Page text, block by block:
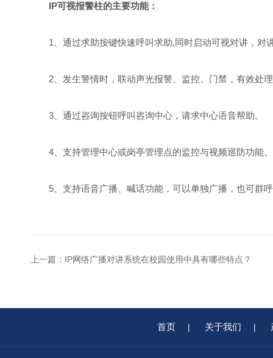
IP可视报警柱的主要功能：
1、通过求助按键快速呼叫求助,同时启动可视对讲，对
2、发生警情时，联动声光报警、监控、门禁，有效处
3、通过咨询按钮呼叫咨询中心，请求中心语音帮助。
4、支持管理中心或岗亭管理点的监控与视频巡防功能。
5、支持语音广播、喊话功能，可以单独广播，也可群
上一篇： IP网络广播对讲系统在校园使用中具有哪些特点？
首页 | 关于我们 |